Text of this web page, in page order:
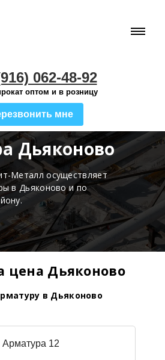
062-48-92
оптом и в розницу
мне
Дьяконово
Металл осуществляет
в Дьяконово и по
цена Дьяконово
в Дьяконово
Арматура 12